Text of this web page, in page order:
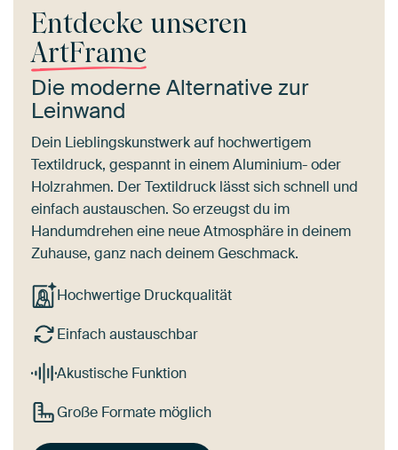
Entdecke unseren
ArtFrame
Die moderne Alternative zur
Leinwand
Dein Lieblingskunstwerk auf hochwertigem
Textildruck, gespannt in einem Aluminium- oder
Holzrahmen. Der Textildruck lässt sich schnell und
einfach austauschen. So erzeugst du im
Handumdrehen eine neue Atmosphäre in deinem
Zuhause, ganz nach deinem Geschmack.
Hochwertige Druckqualität
Einfach austauschbar
Akustische Funktion
Große Formate möglich